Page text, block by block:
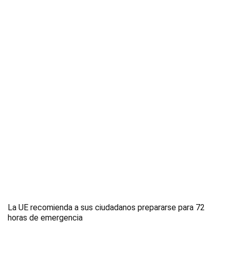
La UE recomienda a sus ciudadanos prepararse para 72
horas de emergencia